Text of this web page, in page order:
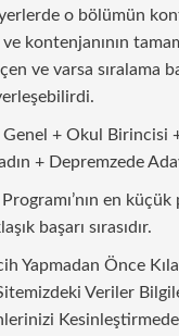
o bölümün
kontenjanının
ve varsa sıralama
+ Okul Birincisi +
+ Depremzede
en küçük
başarı sırasıdır.
Yapmadan Önce
Veriler